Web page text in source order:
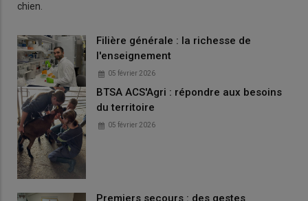
chien.
Filière générale : la richesse de
l'enseignement
05 février 2026
BTSA ACS'Agri : répondre aux besoins
du territoire
05 février 2026
Premiers secours : des gestes